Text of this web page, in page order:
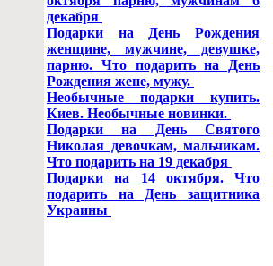
декабря
Подарки на День Рождения
женщине, мужчине, девушке,
парню. Что подарить на День
Рождения жене, мужу.
Необычные подарки купить.
Киев. Необычные новинки.
Подарки на День Святого
Николая девочкам, мальчикам.
Что подарить на 19 декабря
Подарки на 14 октября. Что
подарить на День защитника
Украины